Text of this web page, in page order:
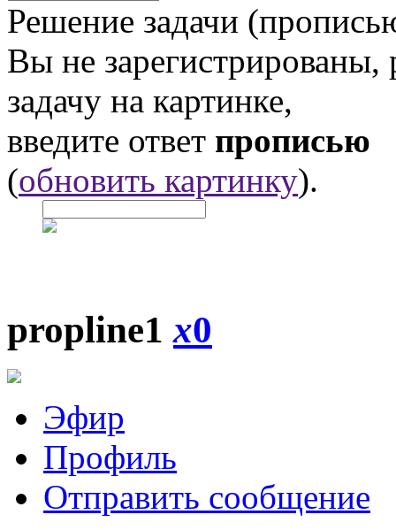
Решение задачи
Вы не
задачу на картинке,
введите ответ прописью
(обновить картинку).
propline1x0
Эфир
Профиль
Отправить сообщение